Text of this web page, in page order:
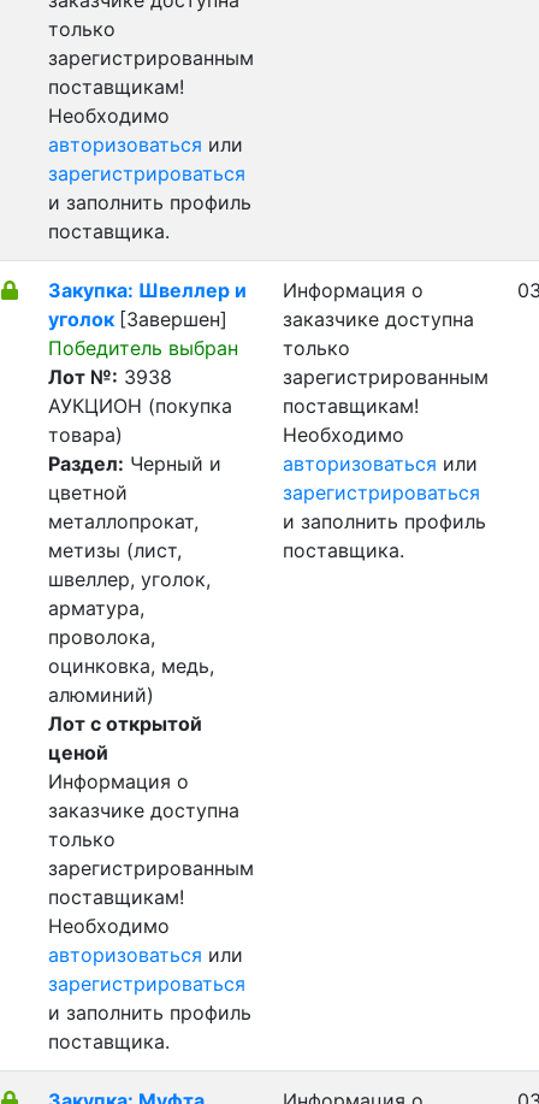
только
зарегистрированным
поставщикам!
Необходимо
авторизоваться или
зарегистрироваться
и заполнить профиль
поставщика.
Закупка: Швеллер и
уголок [Завершен]
Победитель выбран
Лот №: 3938
АУКЦИОН (покупка
товара)
Раздел: Черный и
цветной
металлопрокат,
метизы (лист,
швеллер, уголок,
арматура,
проволока,
оцинковка, медь,
алюминий)
Лот с открытой
ценой
Информация о
заказчике доступна
только
зарегистрированным
поставщикам!
Необходимо
авторизоваться или
зарегистрироваться
и заполнить профиль
поставщика.
Информация о
заказчике доступна
только
зарегистрированным
поставщикам!
Необходимо
авторизоваться или
зарегистрироваться
и заполнить профиль
поставщика.